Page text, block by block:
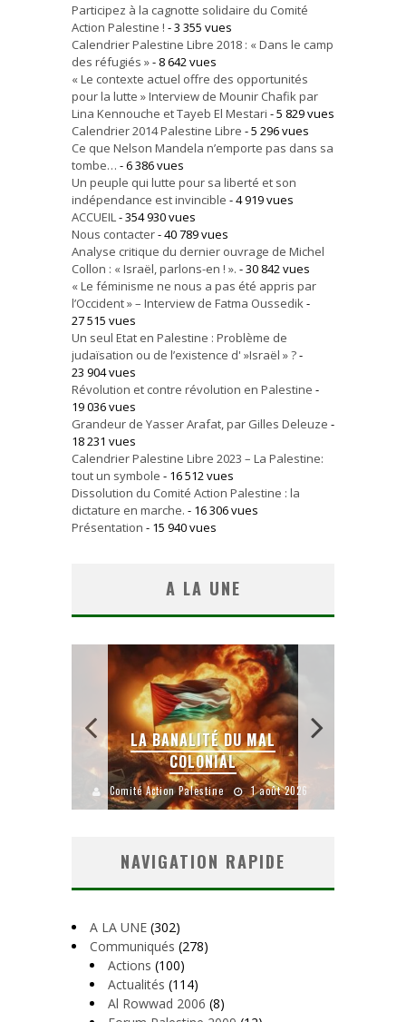
Participez à la cagnotte solidaire du Comité
Action Palestine ! - 3 355 vues
Calendrier Palestine Libre 2018 : « Dans le camp
des réfugiés »- 8 642 vues
« Le contexte actuel offre des opportunités
pour la lutte » Interview de Mounir Chafik par
Lina Kennouche et Tayeb El Mestari - 5 829 vues
Calendrier 2014 Palestine Libre - 5 296 vues
Ce que Nelson Mandela n’emporte pas dans sa
tombe… - 6 386 vues
Un peuple qui lutte pour sa liberté et son
indépendance est invincible - 4 919 vues
ACCUEIL - 354 930 vues
Nous contacter- 40 789 vues
Analyse critique du dernier ouvrage de Michel
Collon : « Israël, parlons-en ! ». - 30 842 vues
« Le féminisme ne nous a pas été appris par
l’Occident » – Interview de Fatma Oussedik -
27 515 vues
Un seul Etat en Palestine : Problème de
judaïsation ou de l’existence d' »Israël » ?-
23 904 vues
Révolution et contre révolution en Palestine -
19 036 vues
Grandeur de Yasser Arafat, par Gilles Deleuze -
18 231 vues
Calendrier Palestine Libre 2023 – La Palestine:
tout un symbole - 16 512 vues
Dissolution du Comité Action Palestine : la
dictature en marche. - 16 306 vues
Présentation - 15 940 vues
A LA UNE
LA BANALITÉ DU MAL
COLONIAL
Comité Action Palestine 1 août 2026
NAVIGATION RAPIDE
A LA UNE (302)
Communiqués (278)
Actions (100)
Actualités (114)
Al Rowwad 2006 (8)